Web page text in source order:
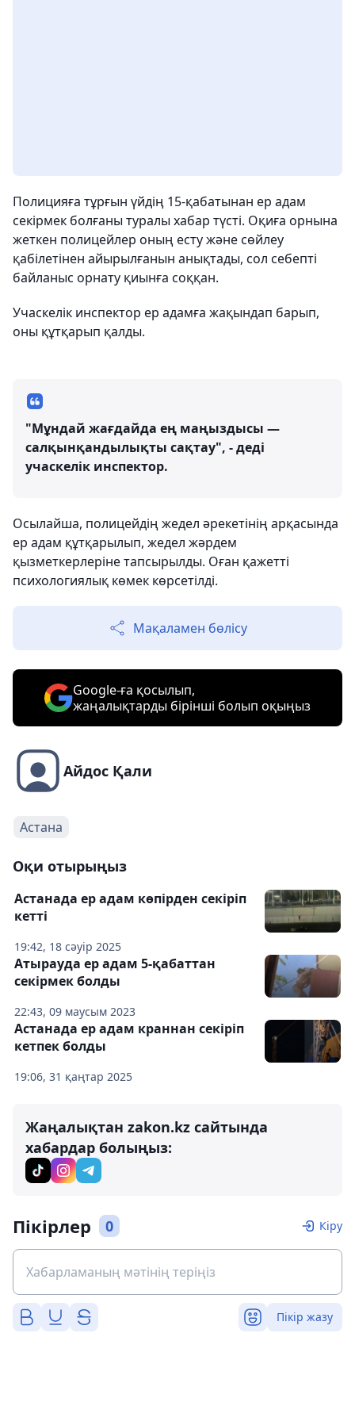
Полицияға тұрғын үйдің 15-қабатынан ер адам
секірмек болғаны туралы хабар түсті. Оқиға орнына
жеткен полицейлер оның есту және сөйлеу
қабілетінен айырылғанын анықтады, сол себепті
байланыс орнату қиынға соққан.
Учаскелік инспектор ер адамға жақындап барып,
оны құтқарып қалды.
"Мұндай жағдайда ең маңыздысы —
салқынқандылықты сақтау", - деді
учаскелік инспектор.
Осылайша, полицейдің жедел әрекетінің арқасында
ер адам құтқарылып, жедел жәрдем
қызметкерлеріне тапсырылды. Оған қажетті
психологиялық көмек көрсетілді.
Мақаламен бөлісу
Google-ға қосылып,
жаңалықтарды бірінші болып оқыңыз
Айдос Қали
Астана
Оқи отырыңыз
19:42, 18 сәуір 2025
Астанада ер адам көпірден секіріп
кетті
22:43, 09 маусым 2023
Атырауда ер адам 5-қабаттан
секірмек болды
19:06, 31 қаңтар 2025
Астанада ер адам краннан секіріп
кетпек болды
Жаңалықтан zakon.kz сайтында
хабардар болыңыз:
Пікірлер 0 Кіру
Пікір жазу